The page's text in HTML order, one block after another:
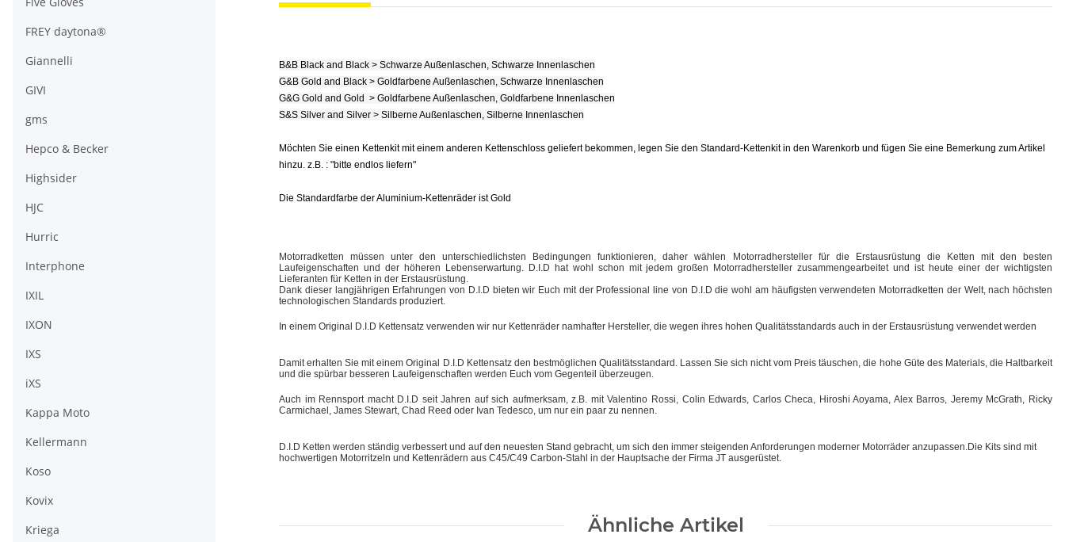
B&B Black and Black > Schwarze Außenlaschen, Schwarze Innenlaschen
G&B Gold and Black > Goldfarbene Außenlaschen, Schwarze Innenlaschen
G&G Gold and Gold > Goldfarbene Außenlaschen, Goldfarbene Innenlaschen
S&S Silver and Silver > Silberne Außenlaschen, Silberne Innenlaschen
Möchten Sie einen Kettenkit mit einem anderen Kettenschloss geliefert bekommen, legen Sie den Standard-Kettenkit in den Warenkorb und fügen Sie eine Bemerkung zum Artikel
hinzu. z.B. : "bitte endlos liefern"
Die Standardfarbe der Aluminium-Kettenräder ist Gold
Motorradketten müssen unter den unterschiedlichsten Bedingungen funktionieren, daher wählen Motorradhersteller für die Erstausrüstung die Ketten mit den besten
Laufeigenschaften und der höheren Lebenserwartung. D.I.D hat wohl schon mit jedem großen Motorradhersteller zusammengearbeitet und ist heute einer der wichtigsten
Lieferanten für Ketten in der Erstausrüstung.
Dank dieser langjährigen Erfahrungen von D.I.D bieten wir Euch mit der Professional line von D.I.D die wohl am häufigsten verwendeten Motorradketten der Welt, nach höchsten
technologischen Standards produziert.
In einem Original D.I.D Kettensatz verwenden wir nur Kettenräder namhafter Hersteller, die wegen ihres hohen Qualitätsstandards auch in der Erstausrüstung verwendet werden
Damit erhalten Sie mit einem Original D.I.D Kettensatz den bestmöglichen Qualitätsstandard. Lassen Sie sich nicht vom Preis täuschen, die hohe Güte des Materials, die Haltbarkeit
und die spürbar besseren Laufeigenschaften werden Euch vom Gegenteil überzeugen.
Auch im Rennsport macht D.I.D seit Jahren auf sich aufmerksam, z.B. mit Valentino Rossi, Colin Edwards, Carlos Checa, Hiroshi Aoyama, Alex Barros, Jeremy McGrath, Ricky
Carmichael, James Stewart, Chad Reed oder Ivan Tedesco, um nur ein paar zu nennen.
D.I.D Ketten werden ständig verbessert und auf den neuesten Stand gebracht, um sich den immer steigenden Anforderungen moderner Motorräder anzupassen.Die Kits sind mit
hochwertigen Motorritzeln und Kettenrädern aus C45/C49 Carbon-Stahl in der Hauptsache der Firma JT ausgerüstet.
Ähnliche Artikel
FREY daytona®
Giannelli
GIVI
gms
Hepco & Becker
Highsider
HJC
Hurric
Interphone
IXIL
IXON
IXS
iXS
Kappa Moto
Kellermann
Koso
Kovix
Kriega